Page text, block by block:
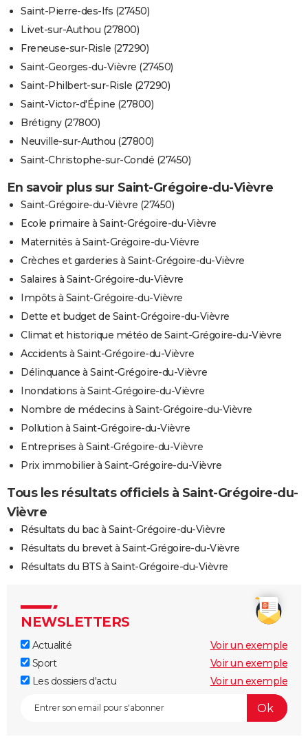
Saint-Pierre-des-Ifs (27450)
Livet-sur-Authou (27800)
Freneuse-sur-Risle (27290)
Saint-Georges-du-Vièvre (27450)
Saint-Philbert-sur-Risle (27290)
Saint-Victor-d'Épine (27800)
Brétigny (27800)
Neuville-sur-Authou (27800)
Saint-Christophe-sur-Condé (27450)
En savoir plus sur Saint-Grégoire-du-Vièvre
Saint-Grégoire-du-Vièvre (27450)
Ecole primaire à Saint-Grégoire-du-Vièvre
Maternités à Saint-Grégoire-du-Vièvre
Crèches et garderies à Saint-Grégoire-du-Vièvre
Salaires à Saint-Grégoire-du-Vièvre
Impôts à Saint-Grégoire-du-Vièvre
Dette et budget de Saint-Grégoire-du-Vièvre
Climat et historique météo de Saint-Grégoire-du-Vièvre
Accidents à Saint-Grégoire-du-Vièvre
Délinquance à Saint-Grégoire-du-Vièvre
Inondations à Saint-Grégoire-du-Vièvre
Nombre de médecins à Saint-Grégoire-du-Vièvre
Pollution à Saint-Grégoire-du-Vièvre
Entreprises à Saint-Grégoire-du-Vièvre
Prix immobilier à Saint-Grégoire-du-Vièvre
Tous les résultats officiels à Saint-Grégoire-du-
Vièvre
Résultats du bac à Saint-Grégoire-du-Vièvre
Résultats du brevet à Saint-Grégoire-du-Vièvre
Résultats du BTS à Saint-Grégoire-du-Vièvre
NEWSLETTERS
Actualité
Voir un exemple
Sport
Voir un exemple
Les dossiers d'actu
Voir un exemple